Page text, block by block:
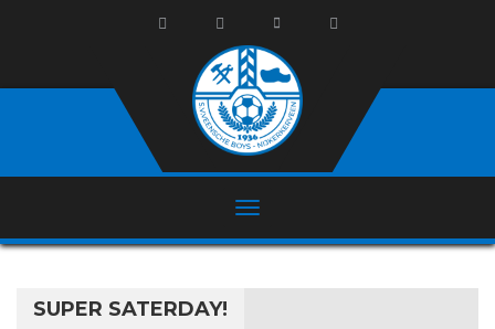
SUPER SATERDAY!